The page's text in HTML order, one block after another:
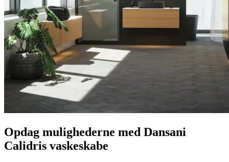
Opdag mulighederne med Dansani
Calidris vaskeskabe